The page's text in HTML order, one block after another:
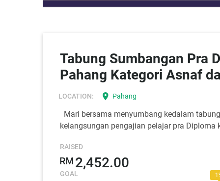
Tabung Sumbangan Pra Diploma (Khusus
Pahang Kategori Asnaf
LOCATION: location_on Pahang
Mari bersama menyumbang kedalam
kelangsungan pengajian pelajar pra
RAISED
RM 2,452.00
GOAL